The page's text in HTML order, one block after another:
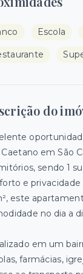
Escola
do
Caetano em São
sendo 1
e privacidade
este
no dia a
em um
farmácias,